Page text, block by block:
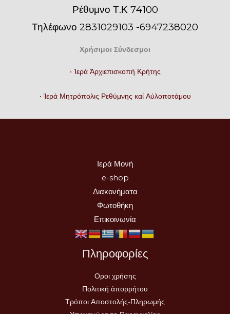
Ρέθυμνο Τ.Κ 74100
Τηλέφωνο 2831029103 -6947238020
Χρήσιμοι Σύνδεσμοι
• Ἱερά Ἀρχιεπισκοπή Κρήτης
• Ἱερά Μητρόπολις Ρεθύμνης καί Αὐλοποτάμου
Ιερά Μονή
e-shop
Διακονήματα
Φωτοθήκη
Επικοινωνία
Πληροφορίες
Οροι χρήσης
Πολιτική ἀπορρήτου
Τρόποι Αποστολής-Πληρωμής